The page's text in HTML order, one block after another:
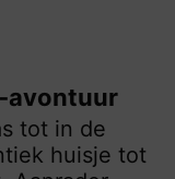
avontuur
tot in de
huisje tot